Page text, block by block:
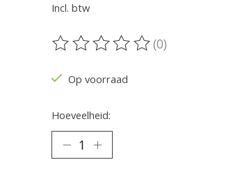
Incl. btw
De beoordeling van dit product is
(0)
Op voorraad
Hoeveelheid: